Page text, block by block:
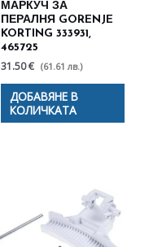
МАРКУЧ ЗА
ПЕРАЛНЯ GORENJE
KORTING 333931,
465725
31.50 € (61.61 лв.)
ДОБАВЯНЕ В
КОЛИЧКАТА